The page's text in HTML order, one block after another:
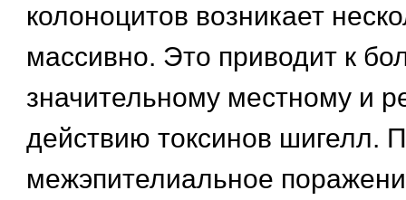
колоноцитов возникает
массивно. Это приводит к
значительному местному и
действию токсинов шигелл.
межэпителиальное